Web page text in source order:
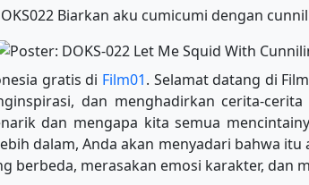
Biarkan aku cumicumi dengan
gratis di Film01. Selamat datang di
dan menghadirkan cerita-
dan mengapa kita semua
dalam, Anda akan menyadari bahwa
merasakan emosi karakter, dan